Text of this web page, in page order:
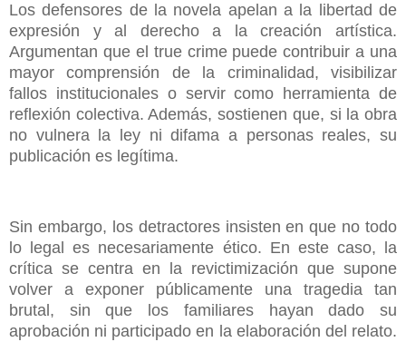
Los defensores de la novela apelan a la libertad de
expresión y al derecho a la creación artística.
Argumentan que el true crime puede contribuir a una
mayor comprensión de la criminalidad, visibilizar
fallos institucionales o servir como herramienta de
reflexión colectiva. Además, sostienen que, si la obra
no vulnera la ley ni difama a personas reales, su
publicación es legítima.
Sin embargo, los detractores insisten en que no todo
lo legal es necesariamente ético. En este caso, la
crítica se centra en la revictimización que supone
volver a exponer públicamente una tragedia tan
brutal, sin que los familiares hayan dado su
aprobación ni participado en la elaboración del relato.